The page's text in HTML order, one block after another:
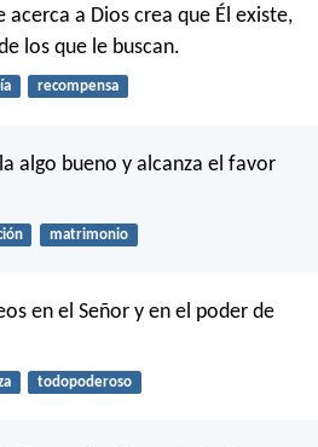
acerca a Dios crea que Él existe,
los que le buscan.
recompensa
algo bueno y alcanza el favor
matrimonio
en el Señor y en el poder de
todopoderoso